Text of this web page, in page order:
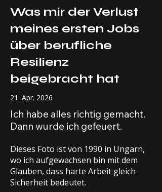
Was mir der Verlust
meines ersten Jobs
über berufliche
Resilienz
beigebracht hat
21. Apr. 2026
Ich habe alles richtig gemacht.
Dann wurde ich gefeuert.
Dieses Foto ist von 1990 in Ungarn,
wo ich aufgewachsen bin mit dem
Glauben, dass harte Arbeit gleich
Sicherheit bedeutet.